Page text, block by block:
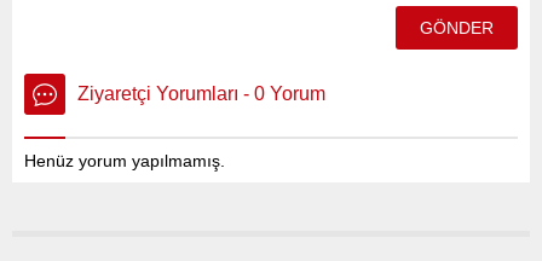
Ziyaretçi Yorumları - 0 Yorum
Henüz yorum yapılmamış.